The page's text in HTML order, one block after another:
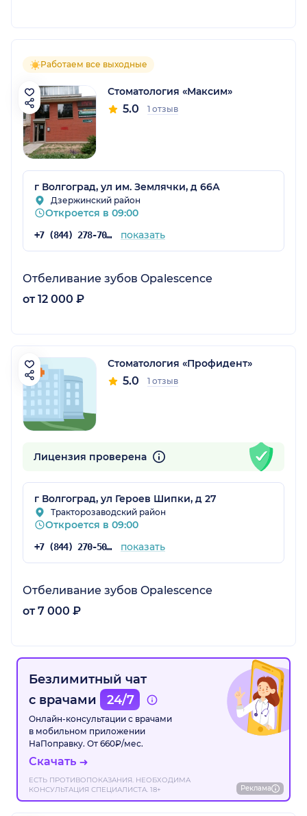
Работаем все выходные
Стоматология «Максим»
5.0 1 отзыв
г Волгоград, ул им. Землячки, д 66А
Дзержинский район
Откроется в 09:00
+7 (844) 278-70-00 показать
Отбеливание зубов Opalescence
от 12 000 ₽
Стоматология «Профидент»
5.0 1 отзыв
Лицензия проверена
г Волгоград, ул Героев Шипки, д 27
Тракторозаводский район
Откроется в 09:00
+7 (844) 270-50-50 показать
Отбеливание зубов Opalescence
от 7 000 ₽
Безлимитный чат
с врачами
24/7
Онлайн-консультации с врачами
в мобильном приложении
НаПоправку. От 660₽/мес.
Скачать
ЕСТЬ ПРОТИВОПОКАЗАНИЯ. НЕОБХОДИМА
КОНСУЛЬТАЦИЯ СПЕЦИАЛИСТА. 18+
Реклама